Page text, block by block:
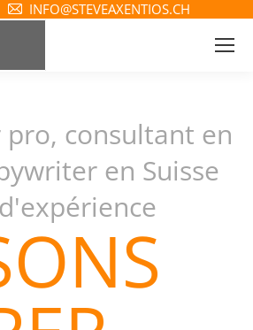
INFO@STEVEAXENTIOS.CH
pro, consultant en
en Suisse